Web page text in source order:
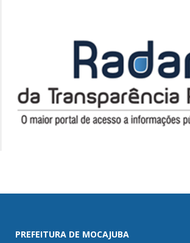
PREFEITURA DE MOCAJUBA